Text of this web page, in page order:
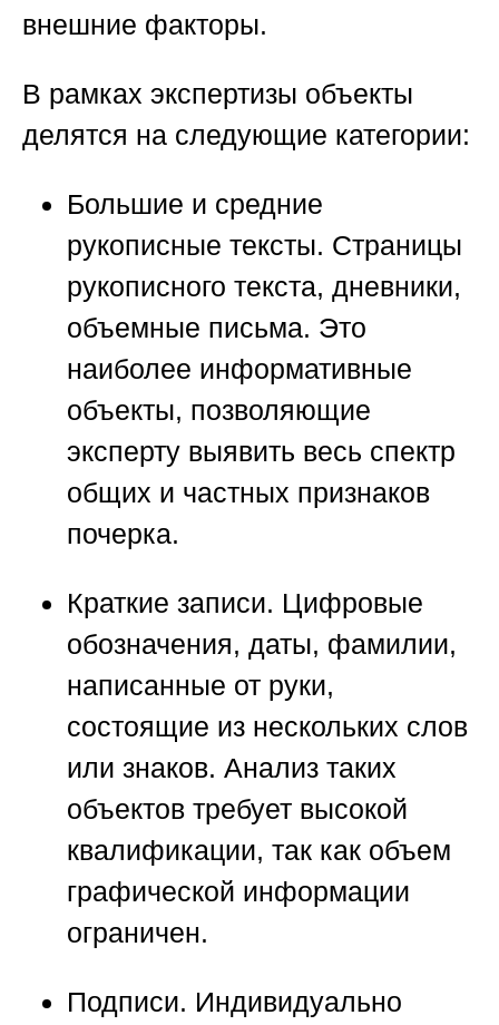
внешние факторы.
В рамках экспертизы объекты
делятся на следующие категории:
Большие и средние
рукописные тексты. Страницы
рукописного текста, дневники,
объемные письма. Это
наиболее информативные
объекты, позволяющие
эксперту выявить весь спектр
общих и частных признаков
почерка.
Краткие записи. Цифровые
обозначения, даты, фамилии,
написанные от руки,
состоящие из нескольких слов
или знаков. Анализ таких
объектов требует высокой
квалификации, так как объем
графической информации
ограничен.
Подписи. Индивидуально